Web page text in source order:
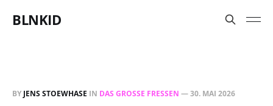
BLNKID
BY JENS STOEWHASE IN DAS GROSSE FRESSEN —30. MAI 2026